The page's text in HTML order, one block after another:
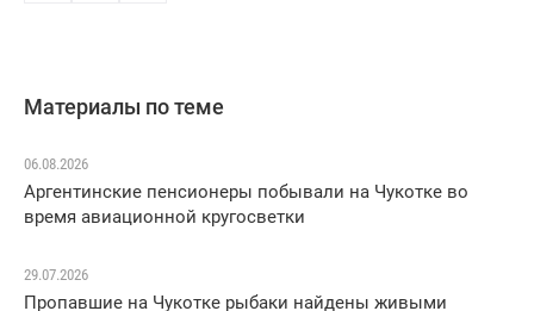
Материалы по теме
06.08.2026
Аргентинские пенсионеры побывали на Чукотке во
время авиационной кругосветки
29.07.2026
Пропавшие на Чукотке рыбаки найдены живыми